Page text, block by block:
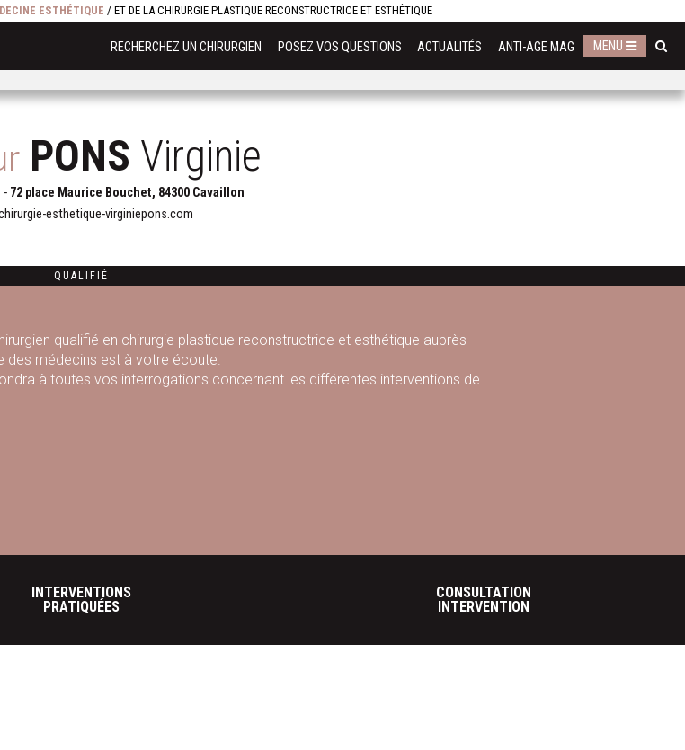
ESTHÉTIQUE / ET DE LA CHIRURGIE PLASTIQUE RECONSTRUCTRICE ET ESTHÉTIQUE
RECHERCHEZ UN CHIRURGIEN POSEZ VOS QUESTIONS ACTUALITÉS ANTI-AGE MAG MENU
PONS Virginie
- 72 place Maurice Bouchet, 84300 Cavaillon
esthetique-virginiepons.com
QUALIFIÉ
qualifié en chirurgie plastique reconstructrice et esthétique auprès
des médecins est à votre écoute.
à toutes vos interrogations concernant les différentes interventions de
INTERVENTIONS
PRATIQUÉES
CONSULTATION
INTERVENTION